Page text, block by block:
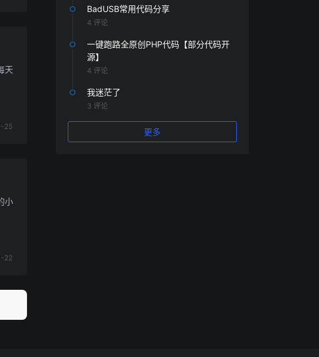
天
25
小
22
BadUSB常用代码分享
4 评论
一键跑路全原创PHP代码【部分代码开
源】
4 评论
我迷茫了
3 评论
更多